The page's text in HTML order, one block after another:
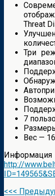
Threat
Три
7
Вес —
http://
<<<